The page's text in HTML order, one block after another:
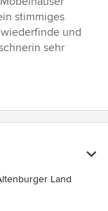
stimmiges
und
sehr
Land